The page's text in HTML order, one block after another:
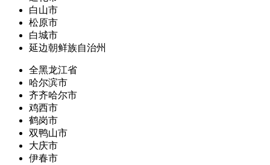
白山市
松原市
白城市
延边朝鲜族自治州
全黑龙江省
哈尔滨市
齐齐哈尔市
鸡西市
鹤岗市
双鸭山市
大庆市
伊春市